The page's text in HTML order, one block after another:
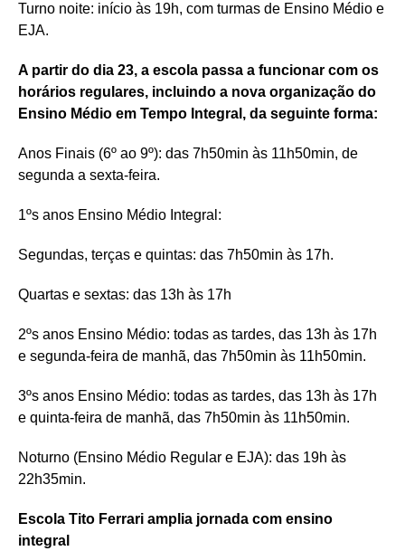
Turno noite: início às 19h, com turmas de Ensino Médio e
EJA.
A partir do dia 23, a escola passa a funcionar com os
horários regulares, incluindo a nova organização do
Ensino Médio em Tempo Integral, da seguinte forma:
Anos Finais (6º ao 9º): das 7h50min às 11h50min, de
segunda a sexta-feira.
1ºs anos Ensino Médio Integral:
Segundas, terças e quintas: das 7h50min às 17h.
Quartas e sextas: das 13h às 17h
2ºs anos Ensino Médio: todas as tardes, das 13h às 17h
e segunda-feira de manhã, das 7h50min às 11h50min.
3ºs anos Ensino Médio: todas as tardes, das 13h às 17h
e quinta-feira de manhã, das 7h50min às 11h50min.
Noturno (Ensino Médio Regular e EJA): das 19h às
22h35min.
Escola Tito Ferrari amplia jornada com ensino
integral